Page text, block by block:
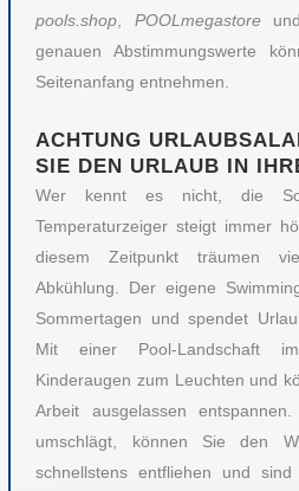
pools.shop
POOLmegastore
genauen Abstimmungswerte
Seitenanfang entnehmen.
ACHTUNG
SIE DEN URLAUB IN
Wer kennt es nicht, die
Temperaturzeiger steigt immer
diesem Zeitpunkt träumen
Abkühlung. Der eigene
Sommertagen und spendet
Mit einer Pool-Landschaft
Kinderaugen zum Leuchten und
Arbeit ausgelassen
umschlägt, können Sie den
schnellstens entfliehen und